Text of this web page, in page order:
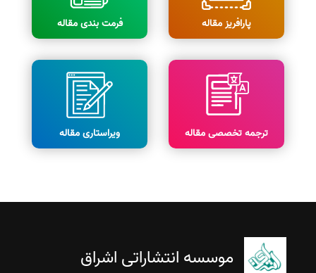
پارافریز مقاله فرمت بندی مقاله
ترجمه تخصصی مقاله ویراستاری مقاله
موسسه انتشاراتی اشراق